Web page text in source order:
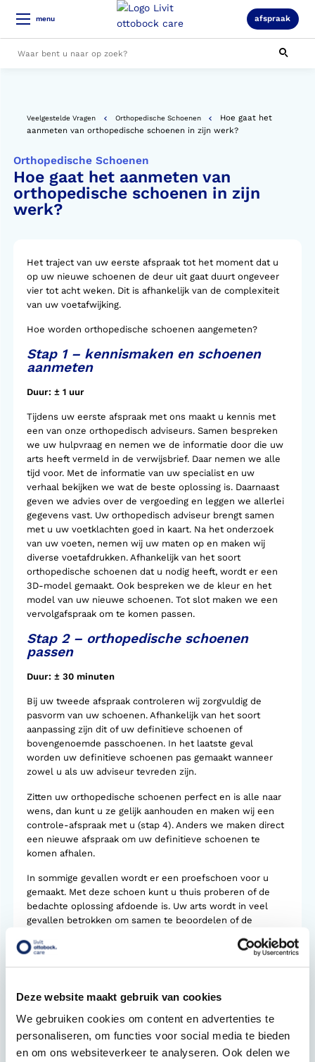
Deze website maakt gebruik van cookies
We gebruiken cookies om content en advertenties te
personaliseren, om functies voor social media te bieden
en om ons websiteverkeer te analyseren. Ook delen we
menu afspraak
Veelgestelde Vragen Orthopedische Schoenen
Hoe gaat het
aanmeten van orthopedische schoenen in zijn werk?
Orthopedische Schoenen
Hoe gaat het aanmeten van
orthopedische schoenen in zijn
werk?
Het traject van uw eerste afspraak tot het moment dat u
op uw nieuwe schoenen de deur uit gaat duurt ongeveer
vier tot acht weken. Dit is afhankelijk van de complexiteit
van uw voetafwijking.
Hoe worden orthopedische schoenen aangemeten?
Stap 1 – kennismaken en schoenen
aanmeten
Duur: ± 1 uur
Tijdens uw eerste afspraak met ons maakt u kennis met
een van onze orthopedisch adviseurs. Samen bespreken
we uw hulpvraag en nemen we de informatie door die uw
arts heeft vermeld in de verwijsbrief. Daar nemen we alle
tijd voor. Met de informatie van uw specialist en uw
verhaal bekijken we wat de beste oplossing is. Daarnaast
geven we advies over de vergoeding en leggen we allerlei
gegevens vast. Uw orthopedisch adviseur brengt samen
met u uw voetklachten goed in kaart. Na het onderzoek
van uw voeten, nemen wij uw maten op en maken wij
diverse voetafdrukken. Afhankelijk van het soort
orthopedische schoenen dat u nodig heeft, wordt er een
3D-model gemaakt. Ook bespreken we de kleur en het
model van uw nieuwe schoenen. Tot slot maken we een
vervolgafspraak om te komen passen.
Stap 2 – orthopedische schoenen
passen
Duur: ± 30 minuten
Bij uw tweede afspraak controleren wij zorgvuldig de
pasvorm van uw schoenen. Afhankelijk van het soort
aanpassing zijn dit of uw definitieve schoenen of
bovengenoemde passchoenen. In het laatste geval
worden uw definitieve schoenen pas gemaakt wanneer
zowel u als uw adviseur tevreden zijn.
Zitten uw orthopedische schoenen perfect en is alle naar
wens, dan kunt u ze gelijk aanhouden en maken wij een
controle-afspraak met u (stap 4). Anders we maken direct
een nieuwe afspraak om uw definitieve schoenen te
komen afhalen.
In sommige gevallen wordt er een proefschoen voor u
gemaakt. Met deze schoen kunt u thuis proberen of de
bedachte oplossing afdoende is. Uw arts wordt in veel
gevallen betrokken om samen te beoordelen of de
Afhankelijk van de gekozen schoenen duurt dit vier tot zes
Stap 3 – uw nieuwe orthopedische
schoenen